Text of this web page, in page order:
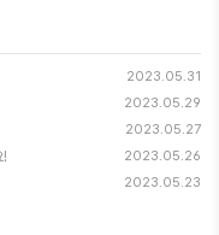
2023.05.31
2023.05.29
2023.05.27
! 2023.05.26
2023.05.23